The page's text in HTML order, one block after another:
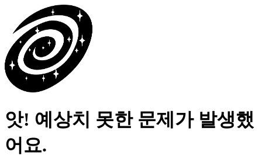
앗! 예상치 못한 문제가 발생했
어요.